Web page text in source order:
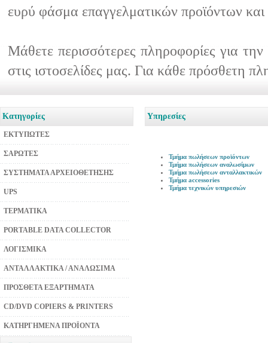
ευρύ φάσμα επαγγελματικών προϊόντων
Μάθετε περισσότερες πληροφορίες για
στις ιστοσελίδες μας. Για κάθε πρόσθετη
Κατηγορίες
ΕΚΤΥΠΩΤΕΣ
ΣΑΡΩΤΕΣ
ΣΥΣΤΗΜΑΤΑ ΑΡΧΕΙΟΘΕΤΗΣΗΣ
UPS
ΤΕΡΜΑΤΙΚΑ
PORTABLE DATA COLLECTOR
ΛΟΓΙΣΜΙΚΑ
ΑΝΤΑΛΛΑΚΤΙΚΑ / ΑΝΑΛΩΣΙΜΑ
ΠΡΟΣΘΕΤΑ ΕΞΑΡΤΗΜΑΤΑ
CD/DVD COPIERS & PRINTERS
ΚΑΤΗΡΓΗΜΕΝΑ ΠΡΟΪΟΝΤΑ
Υπηρεσίες
Τμήμα πωλήσεων προϊόντων
Τμήμα πωλήσεων αναλωσίμων
Τμήμα πωλήσεων ανταλλακτικών
Τμήμα accessories
Τμήμα τεχνικών υπηρεσιών